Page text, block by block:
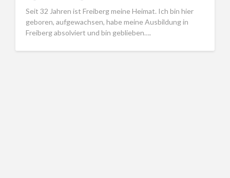
Seit 32 Jahren ist Freiberg meine Heimat. Ich bin hier
geboren, aufgewachsen, habe meine Ausbildung in
Freiberg absolviert und bin geblieben….